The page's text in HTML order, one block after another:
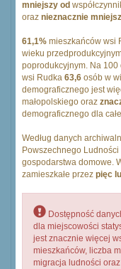
mniejszy od
oraz nieznacznie
61,1% mieszkańców wsi
wieku
poprodukcyjnym. Na
wsi Rudka 63,6 osób w
demograficznego jest
małopolskiego oraz
demograficznego dla
Według danych
Powszechnego
gospodarstwa domowe.
zamieszkałe przez pięc
Dostępność
dla miejscowości
jest znacznie więcej
mieszkańców, liczba
migracja ludności